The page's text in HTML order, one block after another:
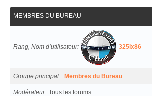
MEMBRES DU BUREAU
Rang, Nom d’utilisateur 325ix86
Groupe principal Membres du Bureau
Modérateur Tous les forums